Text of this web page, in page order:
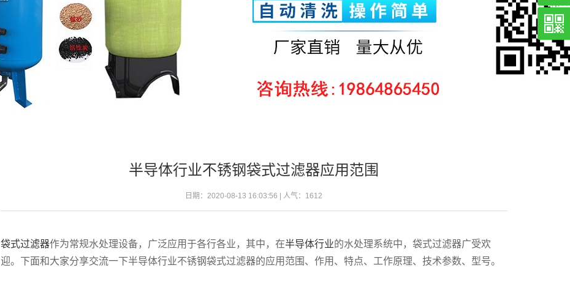
半导体行业不锈钢袋式过滤器应用范围
日期：2020-08-13 16:03:56 | 人气： 1612
袋式过滤器作为常规水处理设备，广泛应用于各行各业，其中，在半导体行业的水处理系统中，袋式过滤器广受欢
迎。下面和大家分享交流一下半导体行业不锈钢袋式过滤器的应用范围、作用、特点、工作原理、技术参数、型号。